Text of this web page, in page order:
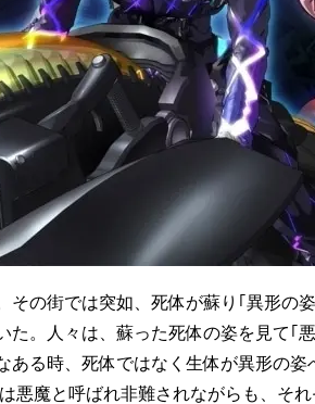
その街では突如、死体が蘇り｢異形の
た。人々は、蘇った死体の姿を見て｢
ある時、死体ではなく生体が異形の姿
悪魔と呼ばれ非難されながらも、それ
TVアニメ『戦隊大失
radio 大直会 2nd